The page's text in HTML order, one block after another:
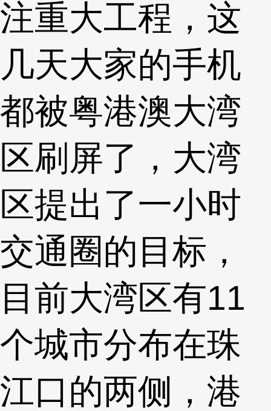
注重大工程，这
几天大家的手机
都被粤港澳大湾
区刷屏了，大湾
区提出了一小时
交通圈的目标，
目前大湾区有11
个城市分布在珠
江口的两侧，港